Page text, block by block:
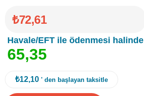
₺72,61
Havale/EFT ile ödenmesi halinde
65,35
₺12,10 ' den başlayan taksitle